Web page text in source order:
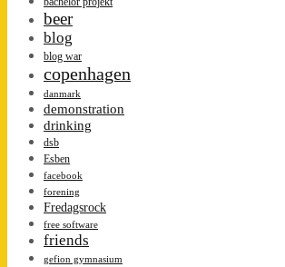
beer
blog
blog war
copenhagen
danmark
demonstration
drinking
dsb
Esben
facebook
forening
Fredagsrock
free software
friends
gefion gymnasium